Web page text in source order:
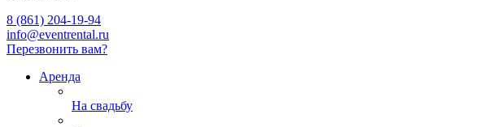
8 (861) 204-19-94
info@eventrental.ru
Перезвонить вам?
Аренда
На свадьбу